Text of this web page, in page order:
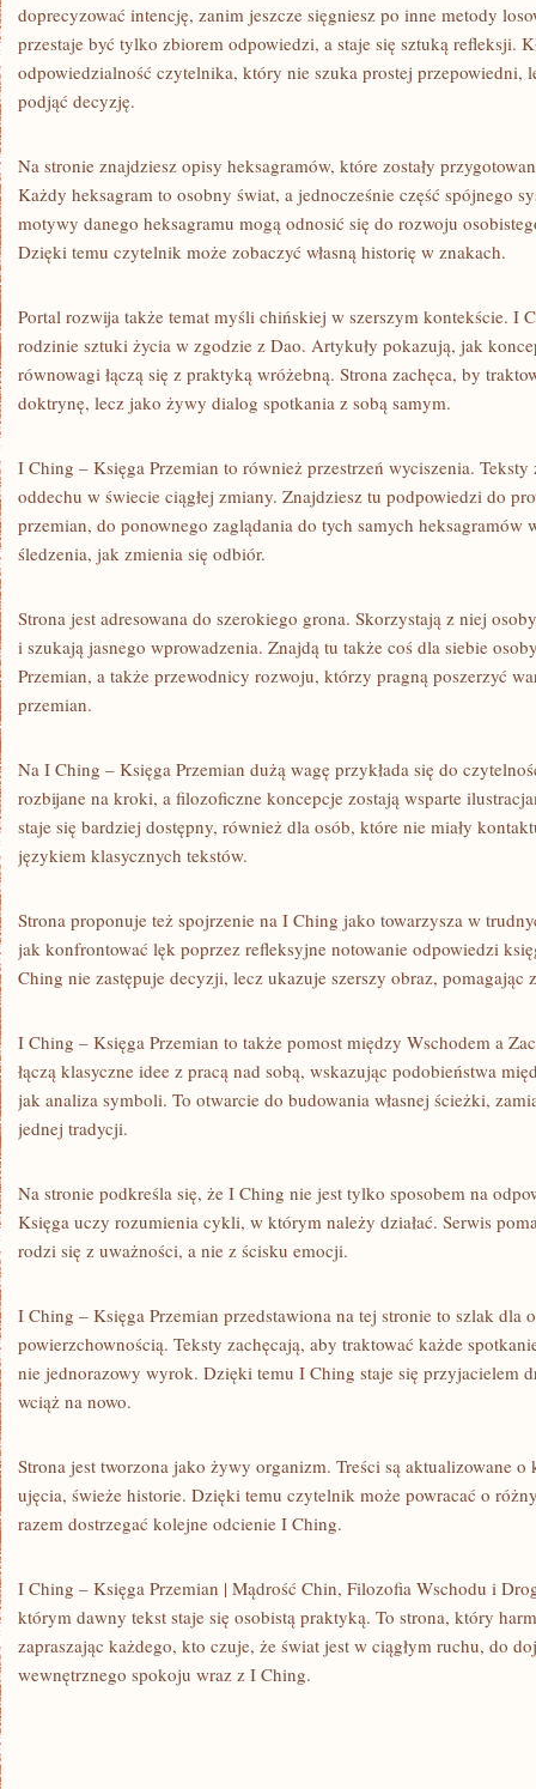
doprecyzować intencję, zanim jeszcze sięgniesz po inne metody
przestaje być tylko zbiorem odpowiedzi, a staje się sztuką refleksji.
odpowiedzialność czytelnika, który nie szuka prostej przepowiedni,
podjąć decyzję.
Na stronie znajdziesz opisy heksagramów, które zostały
Każdy heksagram to osobny świat, a jednocześnie część spójnego
motywy danego heksagramu mogą odnosić się do rozwoju
Dzięki temu czytelnik może zobaczyć własną historię w znakach.
Portal rozwija także temat myśli chińskiej w szerszym kontekście. I
rodzinie sztuki życia w zgodzie z Dao. Artykuły pokazują, jak
równowagi łączą się z praktyką wróżebną. Strona zachęca, by
doktrynę, lecz jako żywy dialog spotkania z sobą samym.
I Ching – Księga Przemian to również przestrzeń wyciszenia. Teksty
oddechu w świecie ciągłej zmiany. Znajdziesz tu podpowiedzi do
przemian, do ponownego zaglądania do tych samych heksagramów
śledzenia, jak zmienia się odbiór.
Strona jest adresowana do szerokiego grona. Skorzystają z niej
i szukają jasnego wprowadzenia. Znajdą tu także coś dla siebie
Przemian, a także przewodnicy rozwoju, którzy pragną poszerzyć
przemian.
Na I Ching – Księga Przemian dużą wagę przykłada się do
rozbijane na kroki, a filozoficzne koncepcje zostają wsparte
staje się bardziej dostępny, również dla osób, które nie miały
językiem klasycznych tekstów.
Strona proponuje też spojrzenie na I Ching jako towarzysza w
jak konfrontować lęk poprzez refleksyjne notowanie odpowiedzi
Ching nie zastępuje decyzji, lecz ukazuje szerszy obraz, pomagając
I Ching – Księga Przemian to także pomost między Wschodem a
łączą klasyczne idee z pracą nad sobą, wskazując podobieństwa
jak analiza symboli. To otwarcie do budowania własnej ścieżki,
jednej tradycji.
Na stronie podkreśla się, że I Ching nie jest tylko sposobem na
Księga uczy rozumienia cykli, w którym należy działać. Serwis
rodzi się z uważności, a nie z ścisku emocji.
I Ching – Księga Przemian przedstawiona na tej stronie to szlak dla
powierzchownością. Teksty zachęcają, aby traktować każde
nie jednorazowy wyrok. Dzięki temu I Ching staje się przyjacielem
wciąż na nowo.
Strona jest tworzona jako żywy organizm. Treści są aktualizowane o
ujęcia, świeże historie. Dzięki temu czytelnik może powracać o
razem dostrzegać kolejne odcienie I Ching.
I Ching – Księga Przemian | Mądrość Chin, Filozofia Wschodu i
którym dawny tekst staje się osobistą praktyką. To strona, który
zapraszając każdego, kto czuje, że świat jest w ciągłym ruchu, do
wewnętrznego spokoju wraz z I Ching.